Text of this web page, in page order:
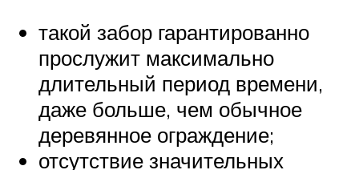
такой забор гарантированно
прослужит максимально
длительный период времени,
даже больше, чем обычное
деревянное ограждение;
отсутствие значительных